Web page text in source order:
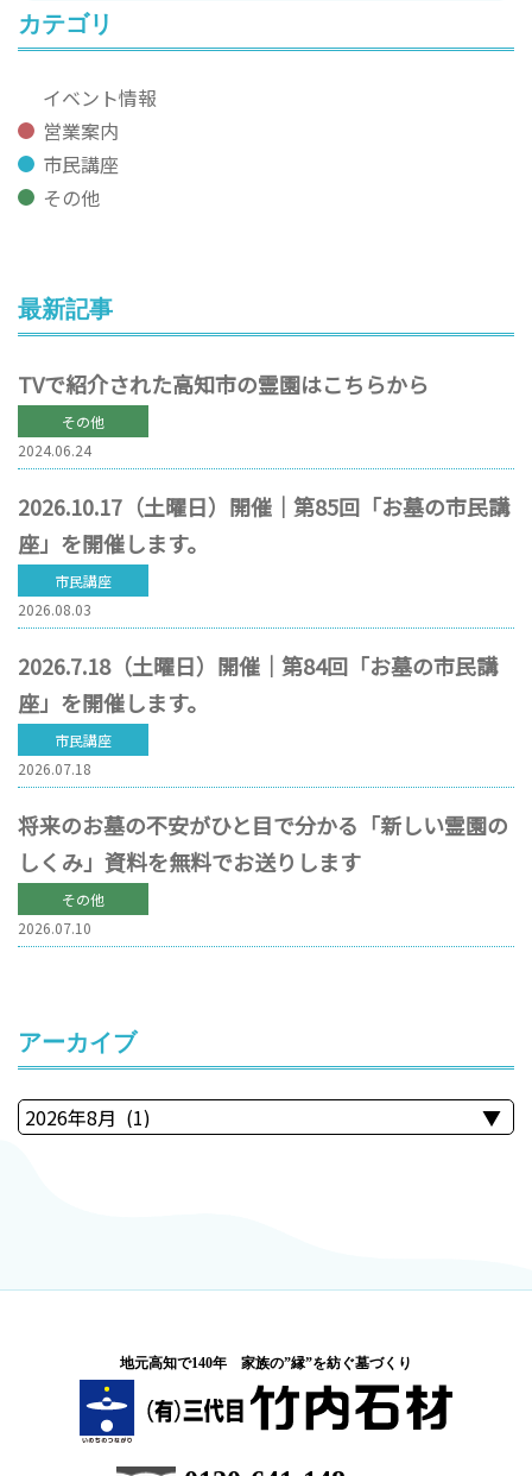
カテゴリ
イベント情報
営業案内
市民講座
その他
最新記事
TVで紹介された高知市の霊園はこちらから
その他
2024.06.24
2026.10.17（土曜日）開催｜第85回「お墓の市民講
座」を開催します。
市民講座
2026.08.03
2026.7.18（土曜日）開催｜第84回「お墓の市民講
座」を開催します。
市民講座
2026.07.18
将来のお墓の不安がひと目で分かる「新しい霊園の
しくみ」資料を無料でお送りします
その他
2026.07.10
アーカイブ
地元高知で140年 家族の”縁”を紡ぐ墓づくり